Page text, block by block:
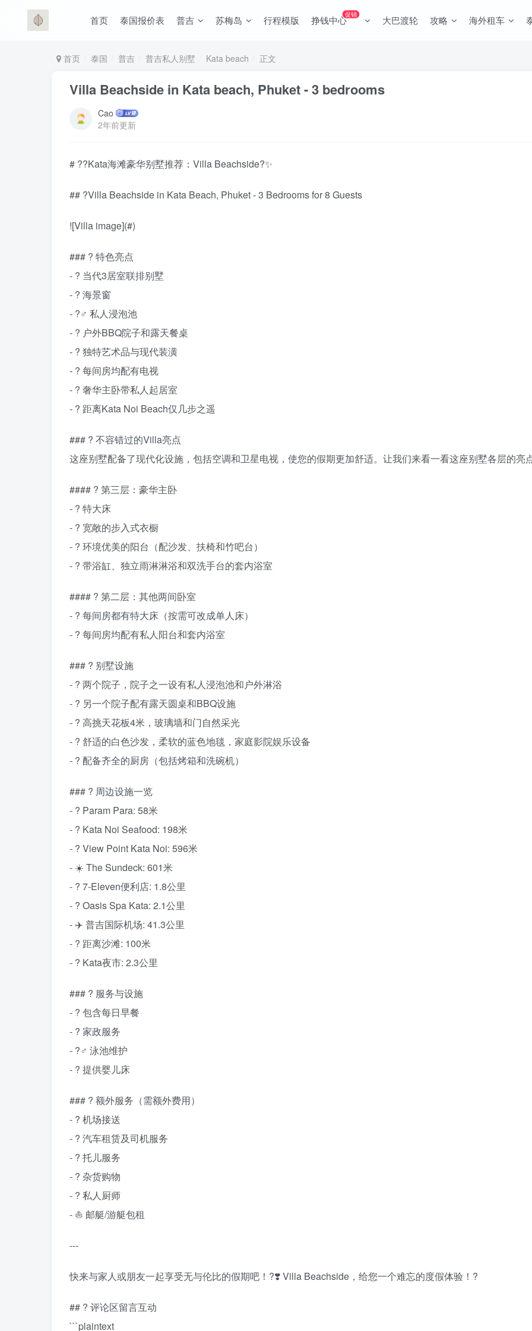
首页 泰国报价表 普吉 苏梅岛 行程模版 挣钱中心促销 大巴渡轮 攻略 海外租车
首页 泰国 普吉 普吉私人别墅 Kata beach 正文
Villa Beachside in Kata beach, Phuket - 3 bedrooms
Cao
2年前更新
# ??Kata海滩豪华别墅推荐：Villa Beachside?✨
## ?Villa Beachside in Kata Beach, Phuket - 3 Bedrooms for 8 Guests
![Villa image](#)
### ? 特色亮点
- ? 当代3居室联排别墅
- ? 海景窗
- ?‍♂️ 私人浸泡池
- ?️ 户外BBQ院子和露天餐桌
- ? 独特艺术品与现代装潢
- ? 每间房均配有电视
- ?️ 奢华主卧带私人起居室
- ? 距离Kata Noi Beach仅几步之遥
### ? 不容错过的Villa亮点
这座别墅配备了现代化设施，包括空调和卫星电视，使您的假期更加舒适。让我们来看一看这座别墅各层的亮
#### ?️ 第三层：豪华主卧
- ?️ 特大床
- ? 宽敞的步入式衣橱
- ? 环境优美的阳台（配沙发、扶椅和竹吧台）
- ? 带浴缸、独立雨淋淋浴和双洗手台的套内浴室
#### ?️ 第二层：其他两间卧室
- ? 每间房都有特大床（按需可改成单人床）
- ? 每间房均配有私人阳台和套内浴室
### ? 别墅设施
- ? 两个院子，院子之一设有私人浸泡池和户外淋浴
- ? 另一个院子配有露天圆桌和BBQ设施
- ?️ 高挑天花板4米，玻璃墙和门自然采光
- ? 舒适的白色沙发，柔软的蓝色地毯，家庭影院娱乐设备
- ? 配备齐全的厨房（包括烤箱和洗碗机）
### ?️ 周边设施一览
- ? Param Para: 58米
- ? Kata Noi Seafood: 198米
- ? View Point Kata Noi: 596米
- ☀️ The Sundeck: 601米
- ? 7-Eleven便利店: 1.8公里
- ? Oasis Spa Kata: 2.1公里
- ✈️ 普吉国际机场: 41.3公里
- ? 距离沙滩: 100米
- ?️ Kata夜市: 2.3公里
### ? 服务与设施
- ? 包含每日早餐
- ? 家政服务
- ?‍♂️ 泳池维护
- ? 提供婴儿床
### ? 额外服务（需额外费用）
- ? 机场接送
- ? 汽车租赁及司机服务
- ? 托儿服务
- ?️ 杂货购物
- ? 私人厨师
- ⛵ 邮艇/游艇包租
---
快来与家人或朋友一起享受无与伦比的假期吧！?️❣️ Villa Beachside，给您一个难忘的度假体验！?
## ? 评论区留言互动
```plaintext